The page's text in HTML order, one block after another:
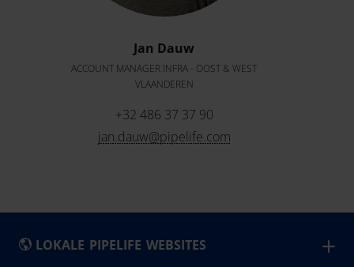
Jan Dauw
ACCOUNT MANAGER INFRA - OOST & WEST
VLAANDEREN
+32 486 37 37 90
jan.dauw@pipelife.com
LOKALE PIPELIFE WEBSITES